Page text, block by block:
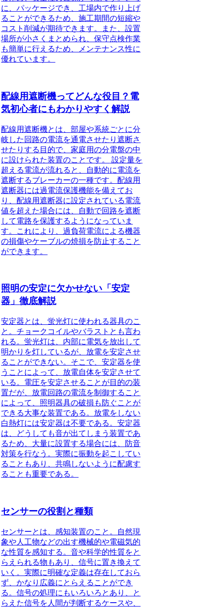
に、パッケージでき、工場内で作り上げ
ることができるため、施工期間の短縮や
コスト削減が期待できます。また、設置
場所が小さくまとめられ、保守点検作業
も簡単に行えるため、メンテナンス性に
優れています。
配線用遮断機ってどんな役目？電
気初心者にもわかりやすく解説
配線用遮断機とは、部屋や系統ごとに分
岐した回路の電流を通電させたり遮断さ
せたりする目的で、家庭用の分電盤の中
に設けられた装置のことです。
設定量を
超える電流が流れると、自動的に電流を
遮断するブレーカーの一種です。配線用
遮断器には過電流保護機能を備えてお
り、配線用遮断器に設定されている電流
値を超えた場合には、自動で回路を遮断
して電路を保護するようになっていま
す。これにより、過負荷電流による機器
の損傷やケーブルの焼損を防止すること
ができます。
照明の安定に欠かせない「安定
器」徹底解説
安定器とは、蛍光灯に使われる器具のこ
と。チョークコイルやバラストとも言わ
れる。蛍光灯は、内部に電気を放出して
明かりを灯しているが、放電を安定させ
ることができない。そこで、安定器を使
うことによって、放電自体を安定させて
いる。電圧を安定させることが目的の装
置だが、放電回路の電流を制御すること
によって、照明器具の破損も防ぐことが
できる大事な装置である。放電をしない
白熱灯には安定器は不要である。安定器
は、どうしても音が出てしまう装置であ
るため、大量に設置する場合には、防音
対策を行なう。実際に振動を起こしてい
ることもあり、共鳴しないように配慮す
ることも重要である。
センサーの役割と種類
センサーとは、感知装置のこと 。自然現
象や人工物などの出す機械的や電磁気的
な性質を感知する。音や科学的性質をと
らえられる物もあり、信号に置き換えて
いく。実際に明確な定義は存在しておら
ず、かなり広義にとらえることができ
る。信号の処理にもいろいろとあり、と
らえた信号を人間が判断するケースや、